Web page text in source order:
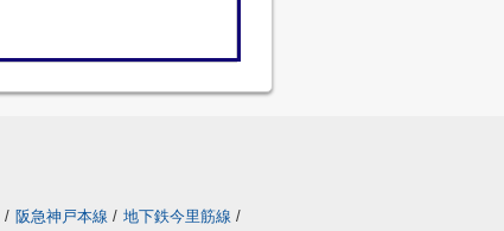
/ 阪急神戸本線 / 地下鉄今里筋線 /